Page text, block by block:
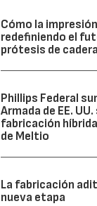
Cómo la
redefiniendo el
prótesis de
Phillips Federal
Armada de EE.
fabricación
de Meltio
La fabricación
nueva etapa